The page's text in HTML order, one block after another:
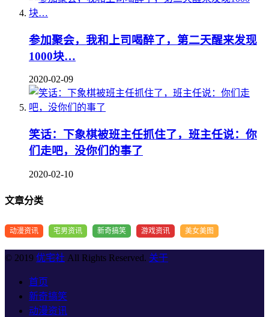
参加聚会，我和上司喝醉了，第二天醒来发现
1000块…
2020-02-09
笑话：下象棋被班主任抓住了，班主任说：你
们走吧，没你们的事了
2020-02-10
文章分类
动漫资讯 宅男资讯 新奇搞笑 游戏资讯 美女美图
© 2019 优宅社 All Rights Reserved. 关于
首页
新奇搞笑
动漫资讯